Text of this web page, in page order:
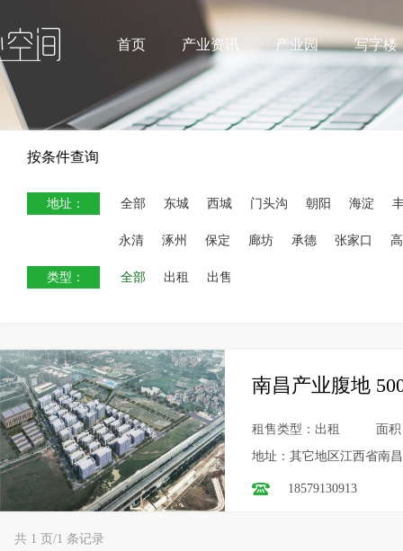
首页 产业资讯 产业园 写字楼
按条件查询
地址： 全部 东城 西城 门头沟 朝阳 海淀
永清 涿州 保定 廊坊 承德 张家口
类型： 全部 出租 出售
南昌产业腹地
租售类型：出租
面
地址：其它地区江西省南
18579130913
共 1 页/1 条记录